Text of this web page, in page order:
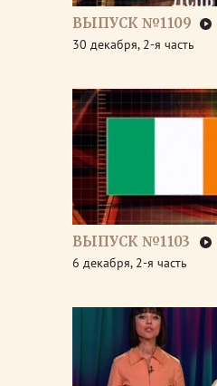
ВЫПУСК №1109
30 декабря, 2-я часть
ВЫПУСК №1103
6 декабря, 2-я часть